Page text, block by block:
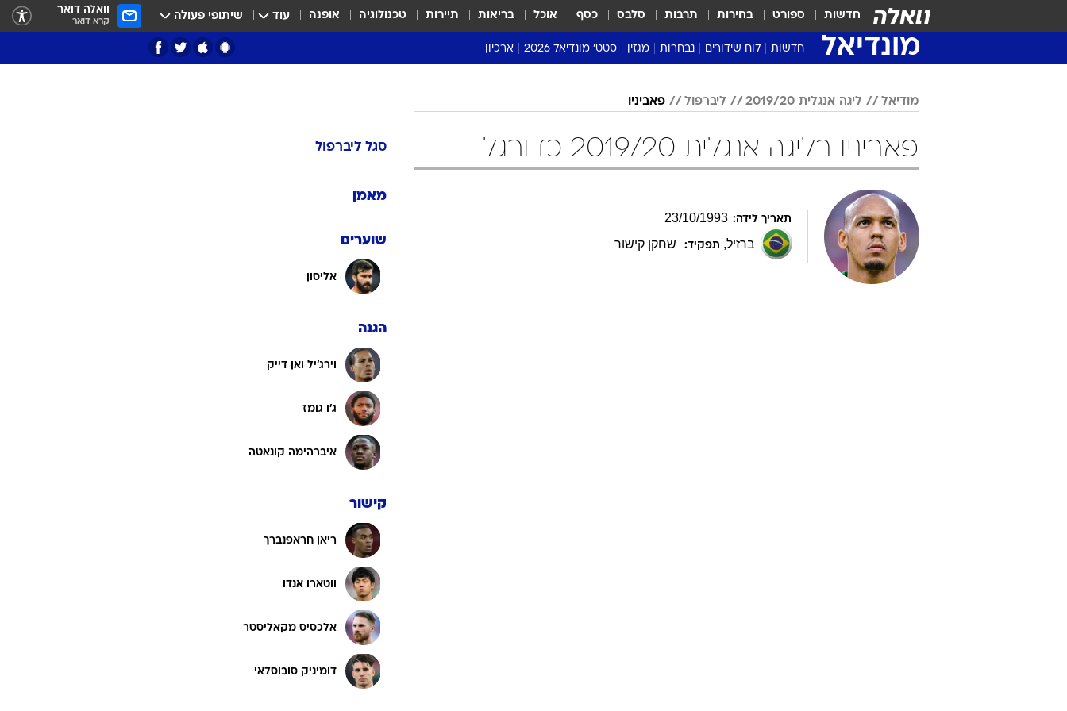
חדשות ספורט בחירות תרבות סלבס כסף אוכל בריאות תיירות טכנולוגיה אופנה עוד שיתופי פעולה וואלה דואר
קרא דואר
מונדיאל חדשות לוח שידורים נבחרות מגזין סטט' מונדיאל 2026 ארכיון
מודיאל ליגה אנגלית 2019/20 ליברפול פאביניו
פאביניו בליגה אנגלית 2019/20 כדורגל
תאריך לידה: 23/10/1993
ברזיל, תפקיד: שחקן קישור
סגל ליברפול
מאמן
שוערים
אליסון
הגנה
וירג'יל ואן דייק
ג'ו גומז
איברהימה קונאטה
קישור
ריאן חראפנברך
ווטארו אנדו
אלכסיס מקאליסטר
דומיניק סובוסלאי